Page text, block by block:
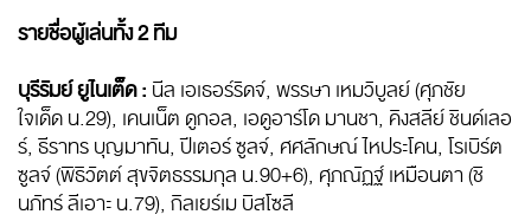
รายชื่อผู้เล่นทั้ง 2 ทีม
บุรีรัมย์ ยูไนเต็ด : นีล เอเธอร์ริดจ์, พรรษา เหมวิบูลย์ (ศุภชัย
ใจเด็ด น.29), เคนเน็ต ดูกอล, เอดูอาร์โด มานชา, คิงสลีย์ ชินด์เลอ
ร์, ธีราทร บุญมาทัน, ปีเตอร์ ซูลจ์, ศศลักษณ์ ไหประโคน, โรเบิร์ต
ซูลจ์ (พิธิวัตต์ สุขจิตธรรมกุล น.90+6), ศุภณัฏฐ์ เหมือนตา (ชิ
นภัทร์ ลีเอาะ น.79), กิลเยร์เม บิสโซลี